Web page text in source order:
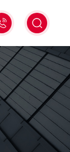
15006471345